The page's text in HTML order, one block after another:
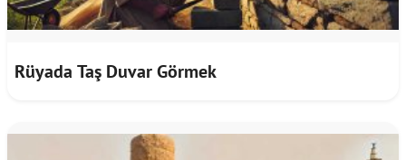
Rüyada Taş Duvar Görmek